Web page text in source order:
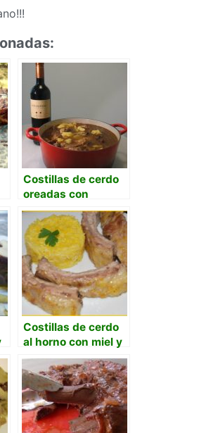
Costillas de cerdo
oreadas con
patatas
Costillas de cerdo
al horno con miel y
naranja